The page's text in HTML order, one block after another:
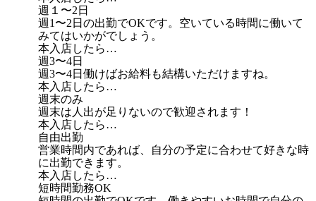
週１〜2日
週1〜2日の出勤でOKです。空いている時間に働いて
みてはいかがでしょう。
本入店したら…
週3〜4日
週3〜4日働けばお給料も結構いただけますね。
本入店したら…
週末のみ
週末は人出が足りないので歓迎されます！
本入店したら…
自由出勤
営業時間内であれば、自分の予定に合わせて好きな時
に出勤できます。
本入店したら…
短時間勤務OK